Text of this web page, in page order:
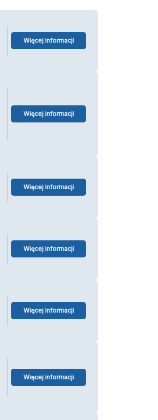
Więcej informacji
Więcej informacji
Więcej informacji
Więcej informacji
Więcej informacji
Więcej informacji